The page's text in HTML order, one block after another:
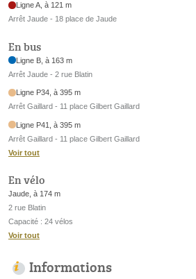
Ligne A, à 121 m
Arrêt Jaude - 18 place de Jaude
En bus
Ligne B, à 163 m
Arrêt Jaude - 2 rue Blatin
Ligne P34, à 395 m
Arrêt Gaillard - 11 place Gilbert Gaillard
Ligne P41, à 395 m
Arrêt Gaillard - 11 place Gilbert Gaillard
Voir tout
En vélo
Jaude, à 174 m
2 rue Blatin
Capacité : 24 vélos
Voir tout
Informations